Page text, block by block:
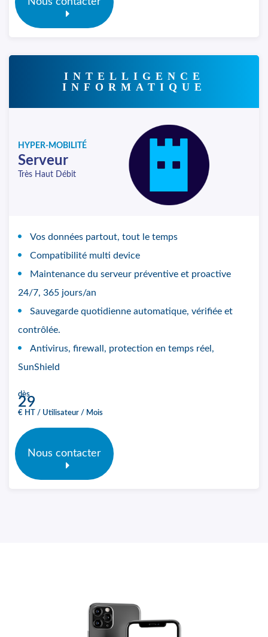
INTELLIGENCE
INFORMATIQUE
HYPER-MOBILITÉ
Serveur
Très Haut Débit
Vos données partout, tout le temps
Compatibilité multi device
Maintenance du serveur préventive et proactive
24/7, 365 jours/an
Sauvegarde quotidienne automatique, vérifiée et
contrôlée.
Antivirus, firewall, protection en temps réel,
SunShield
dès
29
€ HT / Utilisateur / Mois
Nous contacter